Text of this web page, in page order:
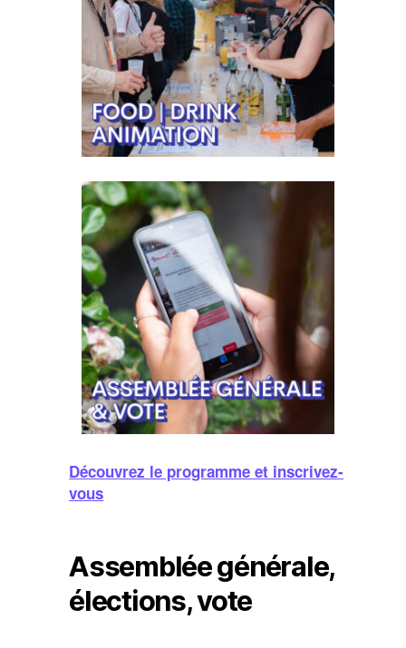
Découvrez le programme et inscrivez-
vous
Assemblée générale,
élections, vote